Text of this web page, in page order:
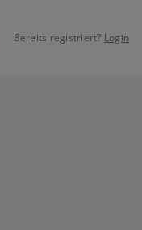
Bereits registriert? Login